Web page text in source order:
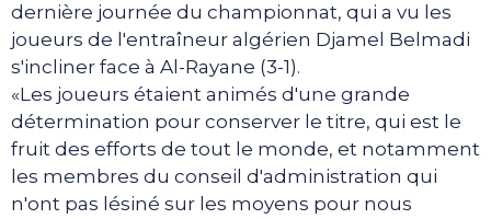
dernière journée du championnat, qui a vu les
joueurs de l'entraîneur algérien Djamel Belmadi
s'incliner face à Al-Rayane (3-1).
«Les joueurs étaient animés d'une grande
détermination pour conserver le titre, qui est le
fruit des efforts de tout le monde, et notamment
les membres du conseil d'administration qui
n'ont pas lésiné sur les moyens pour nous